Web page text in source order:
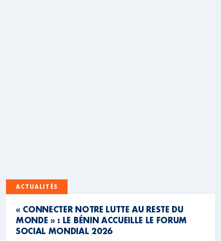
ACTUALITÉS
« CONNECTER NOTRE LUTTE AU RESTE DU
MONDE » : LE BÉNIN ACCUEILLE LE FORUM
SOCIAL MONDIAL 2026